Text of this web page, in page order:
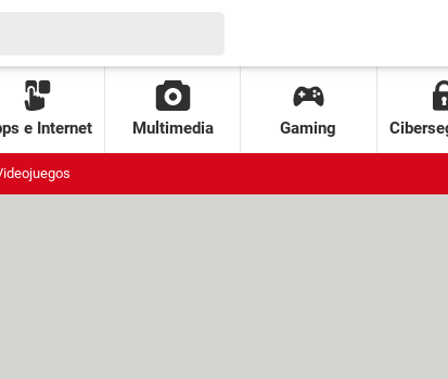
e Internet Multimedia Gaming